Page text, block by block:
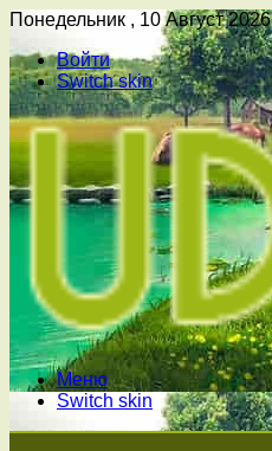
Понедельник , 10 Август 2026
Войти
Switch skin
Меню
Switch skin